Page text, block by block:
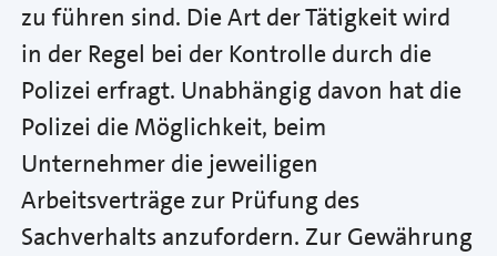
zu führen sind. Die Art der Tätigkeit wird
in der Regel bei der Kontrolle durch die
Polizei erfragt. Unabhängig davon hat die
Polizei die Möglichkeit, beim
Unternehmer die jeweiligen
Arbeitsverträge zur Prüfung des
Sachverhalts anzufordern. Zur Gewährung